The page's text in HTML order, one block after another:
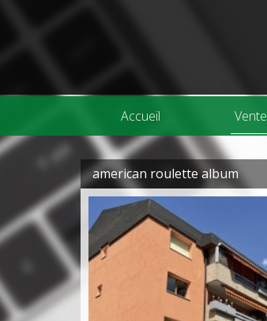
Accueil Vente
american roulette album